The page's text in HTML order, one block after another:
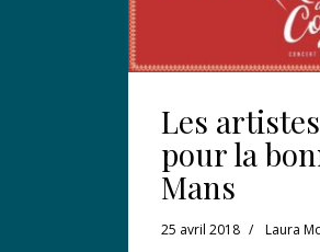
Les
pour la
Mans
25 avril 2018 Laura